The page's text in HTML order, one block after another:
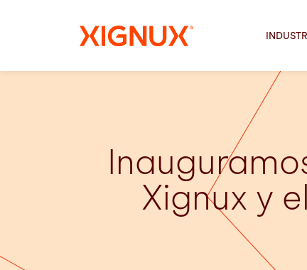
Xignux y